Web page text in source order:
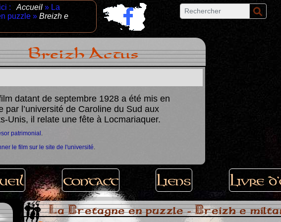
: Accueil » La
puzzle» Breizh e
Breizh Actus
datant de septembre 1928 a été mis en
par l’université de Caroline du Sud aux
Unis, il relate une fête à Locmariaquer.
patrimonial .
le film sur le site de l'université.
Contact Liens Livre
La Bretagne en puzzle - Breizh e